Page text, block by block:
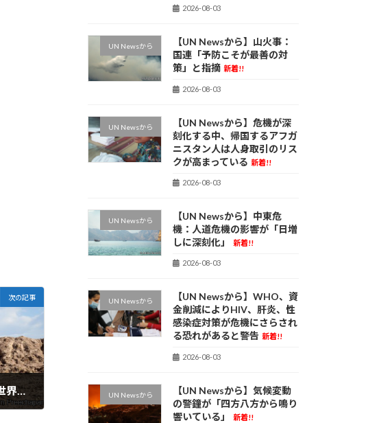
次の記事
【UN Newsから】子どもへの暴力が世界的に前例のない水準に達し、「極めて重要な瞬間」
2026-08-03
UN Newsから
【UN Newsから】山火事：
国連「予防こそが最善の対
策」と指摘 新着!!
2026-08-03
UN Newsから
【UN Newsから】危機が深
刻化する中、帰国するアフガ
ニスタン人は人身取引のリス
クが高まっている 新着!!
2026-08-03
UN Newsから
【UN Newsから】中東危
機：人道危機の影響が「日増
しに深刻化」
新着!!
2026-08-03
UN Newsから
【UN Newsから】WHO、資
金削減によりHIV、肝炎、性
感染症対策が危機にさらされ
る恐れがあると警告 新着!!
2026-08-03
UN Newsから
【UN Newsから】気候変動
の警鐘が「四方八方から鳴り
響いている」
新着!!